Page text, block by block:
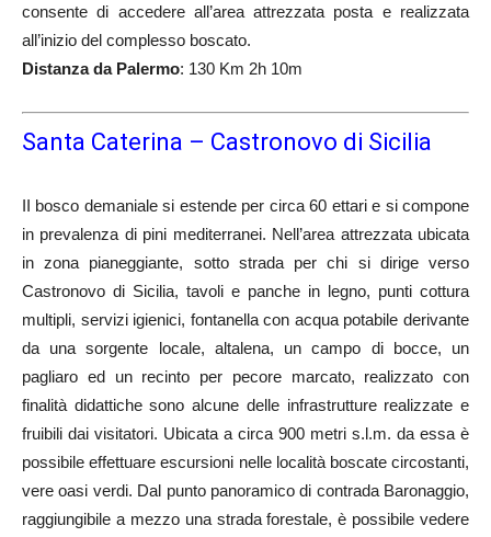
consente di accedere all’area attrezzata posta e realizzata
all’inizio del complesso boscato.
Distanza da Palermo: 130 Km 2h 10m
Santa Caterina – Castronovo di Sicilia
II bosco demaniale si estende per circa 60 ettari e si compone
in prevalenza di pini mediterranei. Nell’area attrezzata ubicata
in zona pianeggiante, sotto strada per chi si dirige verso
Castronovo di Sicilia, tavoli e panche in legno, punti cottura
multipli, servizi igienici, fontanella con acqua potabile derivante
da una sorgente locale, altalena, un campo di bocce, un
pagliaro ed un recinto per pecore marcato, realizzato con
finalità didattiche sono alcune delle infrastrutture realizzate e
fruibili dai visitatori. Ubicata a circa 900 metri s.l.m. da essa è
possibile effettuare escursioni nelle località boscate circostanti,
vere oasi verdi. Dal punto panoramico di contrada Baronaggio,
raggiungibile a mezzo una strada forestale, è possibile vedere